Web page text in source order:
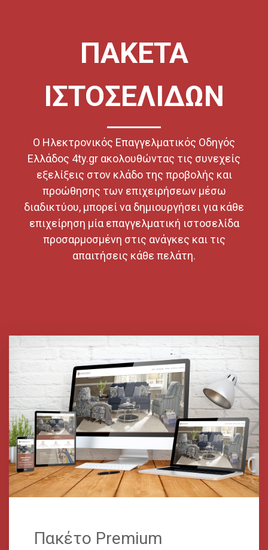
ΠΑΚΕΤΑ
ΙΣΤΟΣΕΛΙΔΩΝ
Ο Ηλεκτρονικός Επαγγελματικός Οδηγός
Ελλάδος 4ty.gr ακολουθώντας τις συνεχείς
εξελίξεις στον κλάδο της προβολής και
προώθησης των επιχειρήσεων μέσω
διαδικτύου, μπορεί να δημιουργήσει για κάθε
επιχείρηση μία επαγγελματική ιστοσελίδα
προσαρμοσμένη στις ανάγκες και τις
απαιτήσεις κάθε πελάτη.
Πακέτο Premium